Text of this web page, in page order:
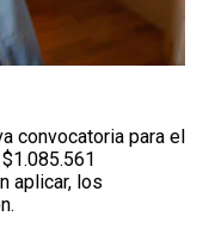
convocatoria para el
aplicar, los